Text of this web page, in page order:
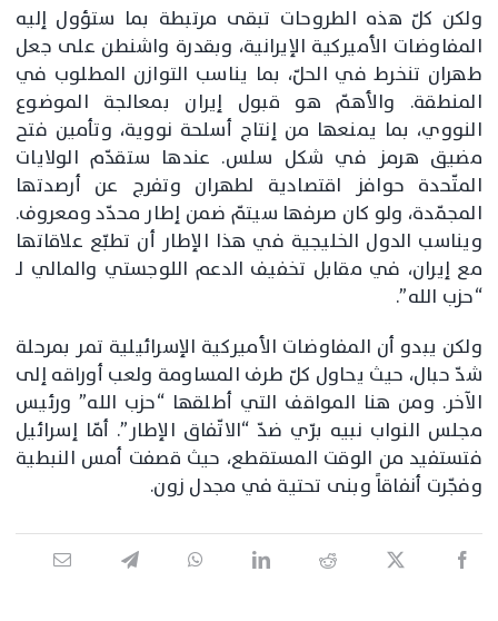
ولكن كلّ هذه الطروحات تبقى مرتبطة بما ستؤول إليه
المفاوضات الأميركية الإيرانية، وبقدرة واشنطن على جعل
طهران تنخرط في الحلّ، بما يناسب التوازن المطلوب في
المنطقة. والأهمّ هو قبول إيران بمعالجة الموضوع
النووي، بما يمنعها من إنتاج أسلحة نووية، وتأمين فتح
مضيق هرمز في شكل سلس. عندها ستقدّم الولايات
المتّحدة حوافز اقتصادية لطهران وتفرج عن أرصدتها
المجمّدة، ولو كان صرفها سيتمّ ضمن إطار محدّد ومعروف.
ويناسب الدول الخليجية في هذا الإطار أن تطبّع علاقاتها
مع إيران، في مقابل تخفيف الدعم اللوجستي والمالي لـ
“حزب الله”.
ولكن يبدو أن المفاوضات الأميركية الإسرائيلية تمر بمرحلة
شدّ حبال، حيث يحاول كلّ طرف المساومة ولعب أوراقه إلى
الآخر. ومن هنا المواقف التي أطلقها “حزب الله” ورئيس
مجلس النواب نبيه برّي ضدّ “الاتّفاق الإطار”. أمّا إسرائيل
فتستفيد من الوقت المستقطع، حيث قصفت أمس النبطية
وفجّرت أنفاقاً وبنى تحتية في مجدل زون.